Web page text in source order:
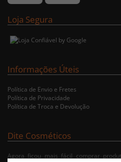
Loja Segura
Informações Úteis
Política de Envio e Fretes
Política de Privacidade
Política de Troca e Devolução
Dite Cosméticos
Agora ficou mais fácil comprar